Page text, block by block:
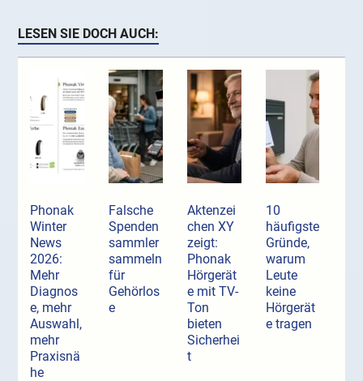
LESEN SIE DOCH AUCH:
Phonak
Winter
News
2026:
Mehr
Diagnos
e, mehr
Auswahl,
mehr
Praxisnä
he
Falsche
Spenden
sammler
sammeln
für
Gehörlos
e
Aktenzei
chen XY
zeigt:
Phonak
Hörgerät
e mit TV-
Ton
bieten
Sicherhei
t
10
häufigste
Gründe,
warum
Leute
keine
Hörgerät
e tragen